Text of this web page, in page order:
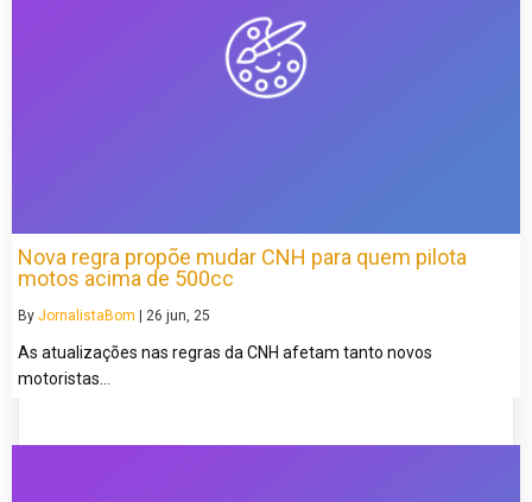
Nova regra propõe mudar CNH para quem pilota
motos acima de 500cc
By JornalistaBom 26 jun, 25
As atualizações nas regras da CNH afetam tanto novos
motoristas…